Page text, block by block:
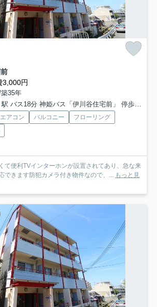
3,000円
35年
バス18分 神姫バス「伊川谷住宅前」 停歩4分
エアコン バルコニー
フローリング
て便利TVインターホンが設置されてあり、急な来
できます防犯カメラ付き物件なので、... もっと見